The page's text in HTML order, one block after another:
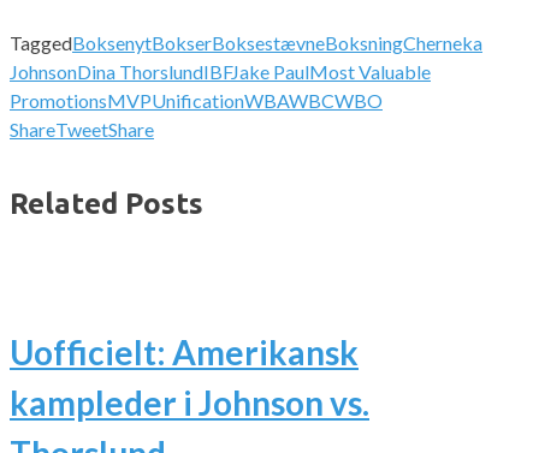
TaggedBoksenytBokserBoksestævneBoksningCherneka
JohnsonDina ThorslundIBFJake PaulMost Valuable
PromotionsMVPUnificationWBAWBCWBO
ShareTweetShare
Related Posts
Uofficielt: Amerikansk
kampleder i Johnson vs.